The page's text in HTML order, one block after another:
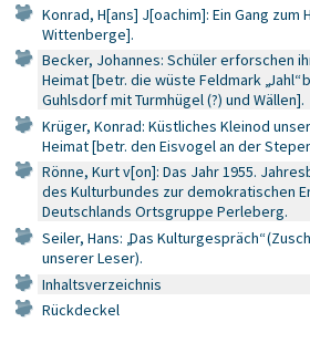
Konrad, H[ans] J[oachim]: Ein Gang zum
Wittenberge].
Becker, Johannes: Schüler erforschen
Heimat [betr. die wüste Feldmark „Jahl“
Guhlsdorf mit Turmhügel (?) und Wällen].
Krüger, Konrad: Küstliches Kleinod
Heimat [betr. den Eisvogel an der
Rönne, Kurt v[on]: Das Jahr 1955.
des Kulturbundes zur demokratischen
Deutschlands Ortsgruppe Perleberg.
Seiler, Hans: „Das Kulturgespräch“
unserer Leser).
Inhaltsverzeichnis
Rückdeckel